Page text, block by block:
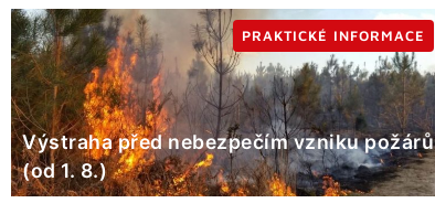
Výstraha před nebezpečím vzniku požárů
(od 1. 8.)
PRAKTICKÉ INFORMACE